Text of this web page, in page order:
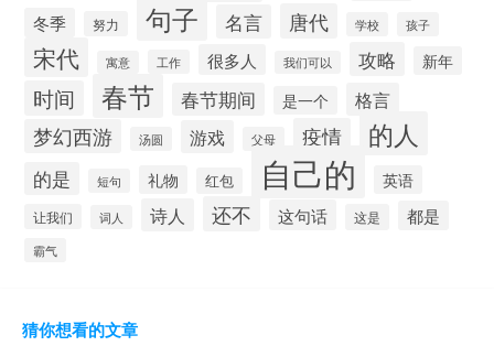
冬季 努力 句子 名言 唐代 学校 孩子
宋代 寓意 工作 很多人 我们可以 攻略 新年
时间 春节 春节期间 是一个 格言
梦幻西游 汤圆 游戏 父母 疫情 的人
的是 短句 礼物 红包 自己的 英语
让我们 词人 诗人 还不 这句话 这是 都是
霸气
猜你想看的文章